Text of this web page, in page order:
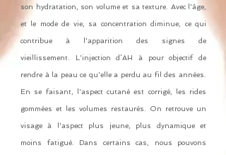
son hydratation, son volume et sa texture. Avec l'âge,
et le mode de vie, sa concentration diminue, ce qui
contribue à l'apparition des signes de
vieillissement. L'injection d’AH à pour objectif de
rendre à la peau ce qu'elle a perdu au fil des années.
En se faisant, l'aspect cutané est corrigé, les rides
gommées et les volumes restaurés. On retrouve un
visage à l'aspect plus jeune, plus dynamique et
moins fatigué. Dans certains cas, nous pouvons